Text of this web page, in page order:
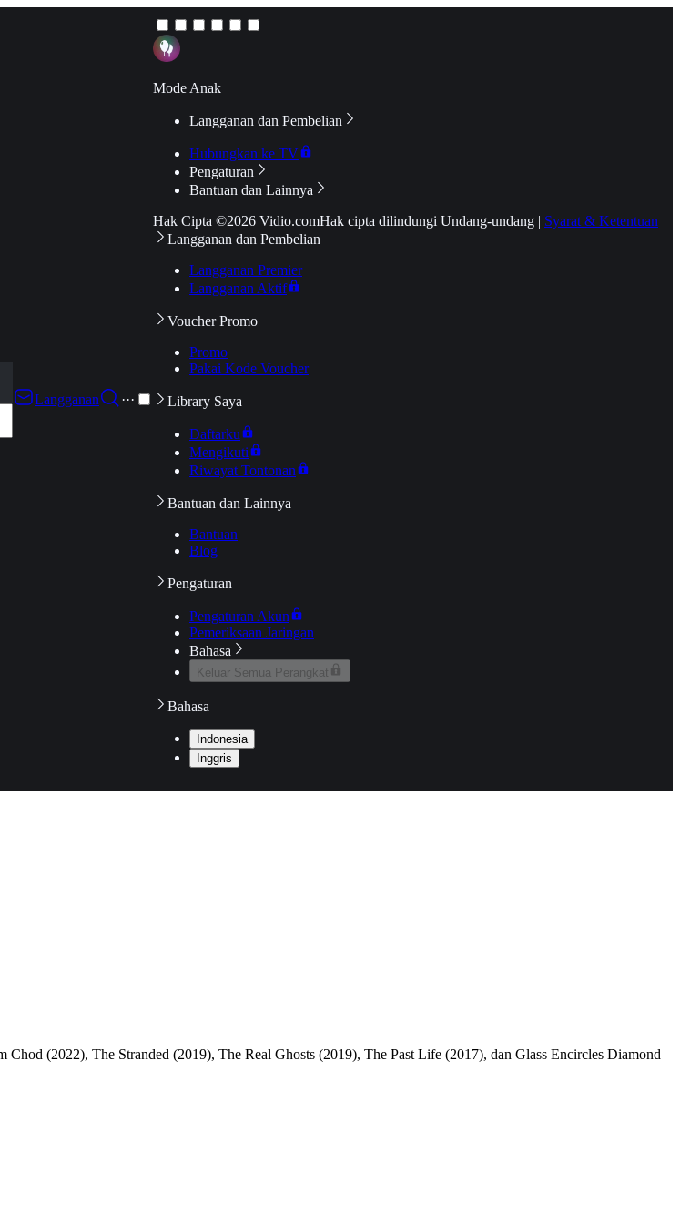
Langganan
···
Mode Anak
Langganan dan Pembelian
Hubungkan ke TV
Pengaturan
Bantuan dan Lainnya
Hak Cipta ©2026 Vidio.comHak cipta dilindungi Undang-undang | Syarat & Ketentuan
Langganan dan Pembelian
Langganan Premier
Langganan Aktif
Voucher Promo
Promo
Pakai Kode Voucher
Library Saya
Daftarku
Mengikuti
Riwayat Tontonan
Bantuan dan Lainnya
Bantuan
Blog
Pengaturan
Pengaturan Akun
Pemeriksaan Jaringan
Bahasa
Keluar Semua Perangkat
Bahasa
Indonesia
Inggris
(2022), The Stranded (2019), The Real Ghosts (2019), The Past Life (2017), dan Glass Encircles Diamond